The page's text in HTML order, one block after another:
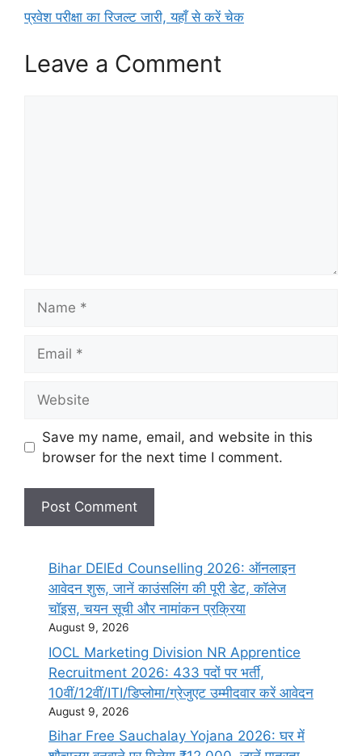
प्रवेश परीक्षा का रिजल्ट जारी, यहाँ से करें चेक
Leave a Comment
Save my name, email, and website in this
browser for the next time I comment.
Bihar DElEd Counselling 2026: ऑनलाइन
आवेदन शुरू, जानें काउंसलिंग की पूरी डेट, कॉलेज
चॉइस, चयन सूची और नामांकन प्रक्रिया
August 9, 2026
IOCL Marketing Division NR Apprentice
Recruitment 2026: 433 पदों पर भर्ती,
10वीं/12वीं/ITI/डिप्लोमा/ग्रेजुएट उम्मीदवार करें आवेदन
August 9, 2026
Bihar Free Sauchalay Yojana 2026: घर में